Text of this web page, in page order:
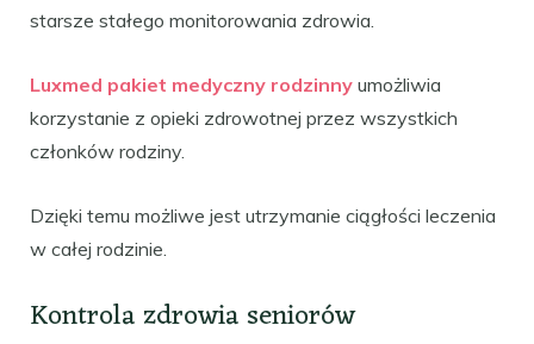
starsze stałego monitorowania zdrowia.
Luxmed pakiet medyczny rodzinny umożliwia
korzystanie z opieki zdrowotnej przez wszystkich
członków rodziny.
Dzięki temu możliwe jest utrzymanie ciągłości leczenia
w całej rodzinie.
Kontrola zdrowia seniorów